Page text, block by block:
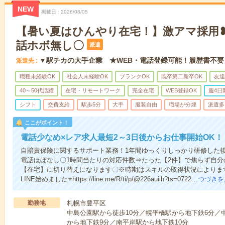
NEW 掲載日 2026/08/05
【暑い夏はひんやり在宅！】激アマ採用
話ホボ無し〇
派遣
派遣先 ▼駅チカの大手企業 ★WEB・電話登録可能！履歴書不
職種未経験OK 社会人未経験OK ブランクOK 既卒第二新卒OK 友
40～50代活躍 在宅・リモートワーク 完全在宅 WEB登録OK 週4日
シフト 交費支給 駅歩5分 大手 服装自由 職場が分煙 派遣多
ここがポイント！
電話少なめ×レア求人最短2～3日後からお仕事開始OK！
自賠責保険に関するサポート業務！1年間ゆっくりしっかり研修した
電話ほぼなし〇1時間当たりの対応件数⇒たった【2件】で焦らず自
【在宅】に切り替えになります〇※時期はスキルの取得状況により
LINE始めました⭐https://line.me/R/ti/p/@226auiih?ts=0722…つづき
勤務地
札幌市豊平区
中島公園駅から徒歩10分／幌平橋駅から地下鉄6分／
から地下鉄9分／南平岸駅から地下鉄10分